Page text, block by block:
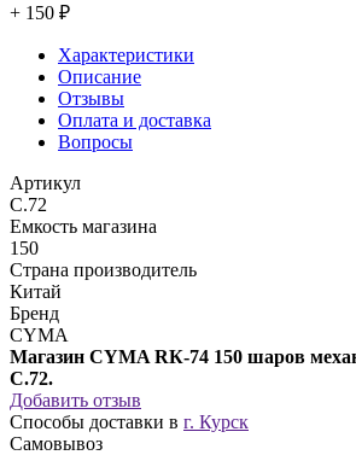
+ 150 ₽
Характеристики
Описание
Отзывы
Оплата и доставка
Вопросы
Артикул
C.72
Емкость магазина
150
Страна производитель
Китай
Бренд
CYMA
Магазин CYMA RК-74 150 шаров
C.72.
Добавить отзыв
Способы доставки в г. Курск
Самовывоз